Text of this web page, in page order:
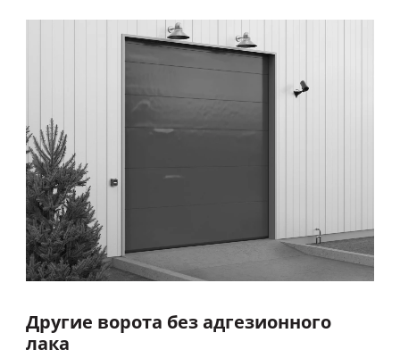
Другие ворота без адгезионного
лака